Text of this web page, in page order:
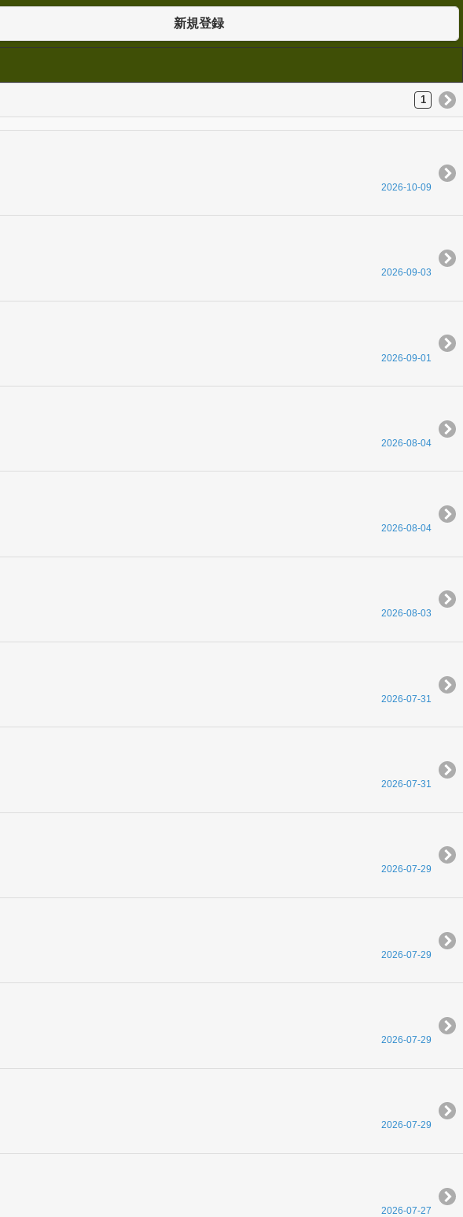
新規登録
1
2026-10-09
2026-09-03
2026-09-01
2026-08-04
2026-08-04
2026-08-03
2026-07-31
2026-07-31
2026-07-29
2026-07-29
2026-07-29
2026-07-29
2026-07-27